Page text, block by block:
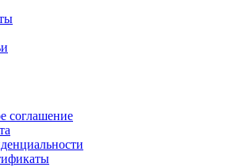
соглашение